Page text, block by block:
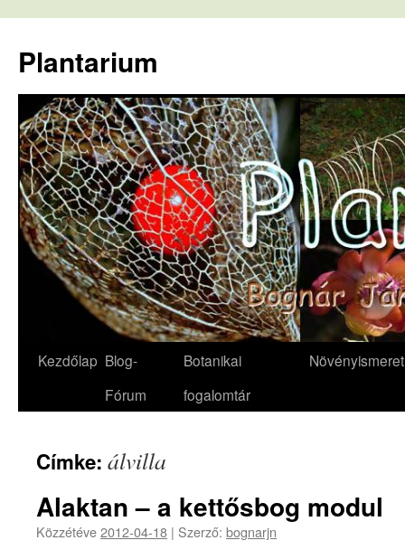
tartalomba
Plantarium
Kezdőlap Blog-
Fórum
Botanikai
fogalomtár
Növényismeret
Címke: álvilla
Alaktan – a kettősbog modul
Közzétéve2012-04-18 | Szerző: bognarjn